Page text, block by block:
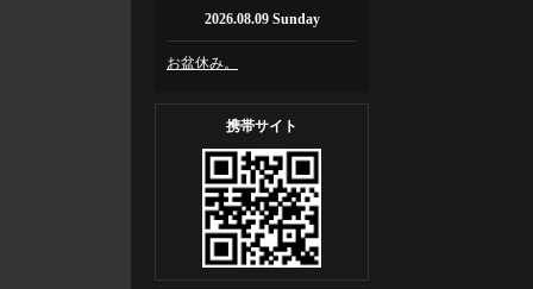
2026.08.09 Sunday
お盆休み。
携帯サイト